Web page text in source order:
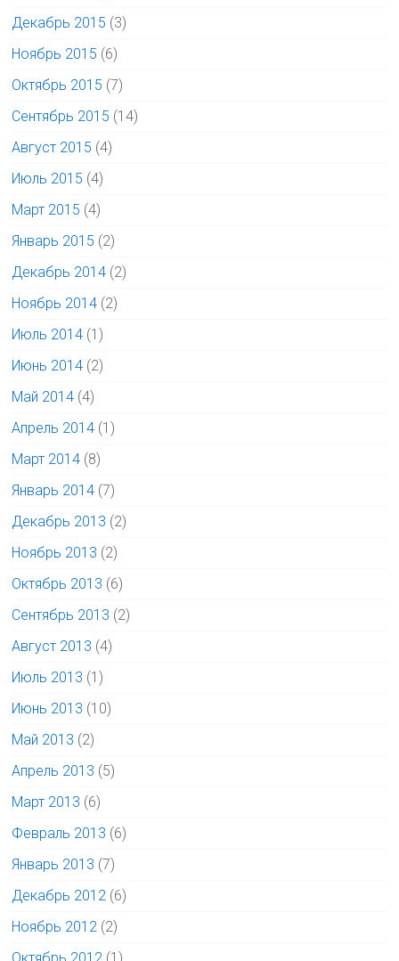
Декабрь 2015 (3)
Ноябрь 2015 (6)
Октябрь 2015 (7)
Сентябрь 2015 (14)
Август 2015 (4)
Июль 2015 (4)
Март 2015 (4)
Январь 2015 (2)
Декабрь 2014 (2)
Ноябрь 2014 (2)
Июль 2014 (1)
Июнь 2014 (2)
Май 2014 (4)
Апрель 2014 (1)
Март 2014 (8)
Январь 2014 (7)
Декабрь 2013 (2)
Ноябрь 2013 (2)
Октябрь 2013 (6)
Сентябрь 2013 (2)
Август 2013 (4)
Июль 2013 (1)
Июнь 2013 (10)
Май 2013 (2)
Апрель 2013 (5)
Март 2013 (6)
Февраль 2013 (6)
Январь 2013 (7)
Декабрь 2012 (6)
Ноябрь 2012 (2)